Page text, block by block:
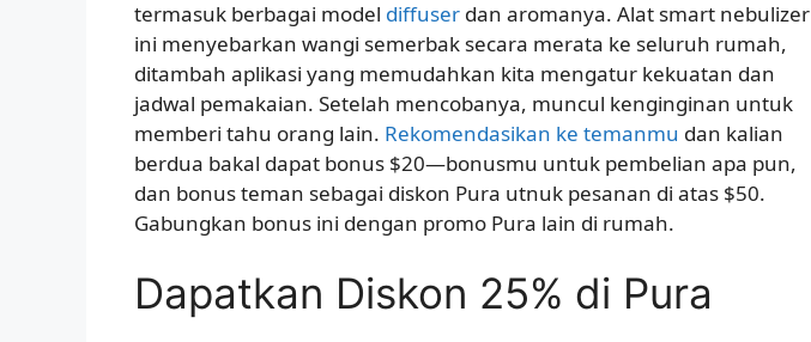
termasuk berbagai model diffuser dan aromanya. Alat smart nebulizer
ini menyebarkan wangi semerbak secara merata ke seluruh rumah,
ditambah aplikasi yang memudahkan kita mengatur kekuatan dan
jadwal pemakaian. Setelah mencobanya, muncul kenginginan untuk
memberi tahu orang lain. Rekomendasikan ke temanmu dan kalian
berdua bakal dapat bonus $20—bonusmu untuk pembelian apa pun,
dan bonus teman sebagai diskon Pura utnuk pesanan di atas $50.
Gabungkan bonus ini dengan promo Pura lain di rumah.
Dapatkan Diskon 25% di Pura